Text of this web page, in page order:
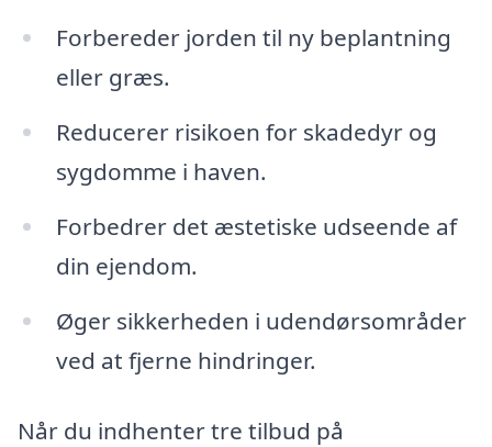
Forbereder jorden til ny beplantning
eller græs.
Reducerer risikoen for skadedyr og
sygdomme i haven.
Forbedrer det æstetiske udseende af
din ejendom.
Øger sikkerheden i udendørsområder
ved at fjerne hindringer.
Når du indhenter tre tilbud på